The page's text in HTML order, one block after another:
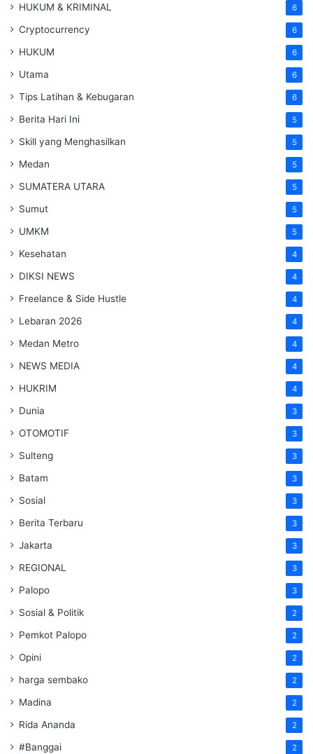
HUKUM & KRIMINAL 6
Cryptocurrency 6
HUKUM 6
Utama 6
Tips Latihan & Kebugaran 6
Berita Hari Ini 5
Skill yang Menghasilkan 5
Medan 5
SUMATERA UTARA 5
Sumut 5
UMKM 5
Kesehatan 4
DIKSI NEWS 4
Freelance & Side Hustle 4
Lebaran 2026 4
Medan Metro 4
NEWS MEDIA 4
HUKRIM 4
Dunia 3
OTOMOTIF 3
Sulteng 3
Batam 3
Sosial 3
Berita Terbaru 3
Jakarta 3
REGIONAL 3
Palopo 3
Sosial & Politik 2
Pemkot Palopo 2
Opini 2
harga sembako 2
Madina 2
Rida Ananda 2
#Banggai 2